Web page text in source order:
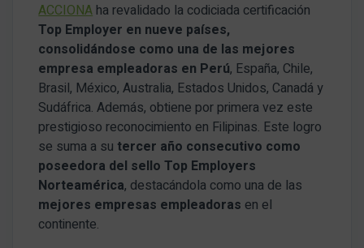
ACCIONA ha revalidado la codiciada certificación
Top Employer en nueve países,
consolidándose como una de las mejores
empresa empleadoras en Perú, España, Chile,
Brasil, México, Australia, Estados Unidos, Canadá y
Sudáfrica. Además, obtiene por primera vez este
prestigioso reconocimiento en Filipinas. Este logro
se suma a su tercer año consecutivo como
poseedora del sello Top Employers
Norteamérica, destacándola como una de las
mejores empresas empleadoras en el
continente.